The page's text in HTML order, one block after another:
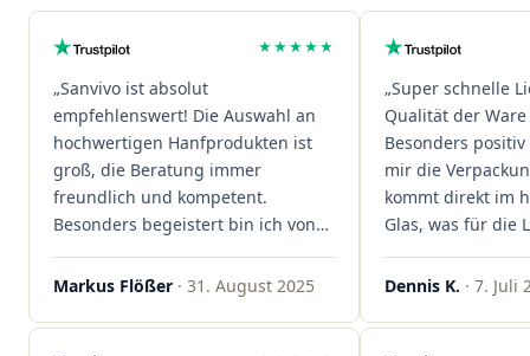
★★★★★
„Sanvivo ist absolut
empfehlenswert! Die Auswahl an
hochwertigen Hanfprodukten ist
groß, die Beratung immer
freundlich und kompetent.
Besonders begeistert bin ich von
der schnellen Rezeptannahme –
alles läuft unkompliziert und
sind extrem zügig, was mir jedes
Markus Flößer · 31. August 2025
„Super schnelle
Qualität der
Besonders
mir die
kommt direkt im
Glas, was für die
ist. Ich bestelle
wieder!"
Dennis K. · 7. Juli